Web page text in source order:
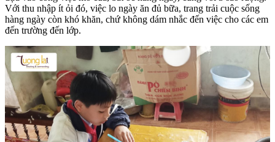
Với thu nhập ít ỏi đó, việc lo ngày ăn đủ bữa, trang trải cuộc sống
hàng ngày còn khó khăn, chứ không dám nhắc đến việc cho các em
đến trường đến lớp.